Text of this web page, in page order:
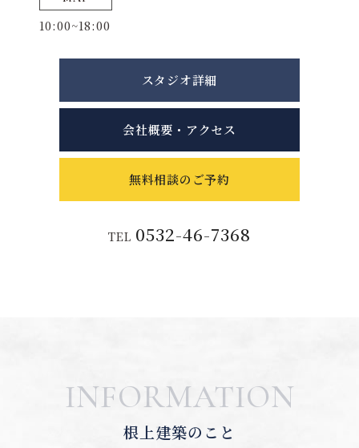
10:00~18:00
スタジオ詳細
会社概要・アクセス
無料相談のご予約
TEL 0532-46-7368
INFORMATION
根上建築のこと